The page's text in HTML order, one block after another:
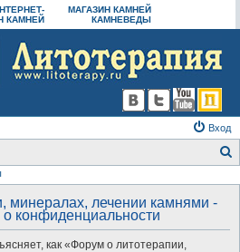
КАМНЕЙ
МАГАЗИН КАМНЕЙ
КАМНЕВЕДЫ
Вход
минералах, лечении камнями -
конфиденциальности
как «Форум о литотерапии,